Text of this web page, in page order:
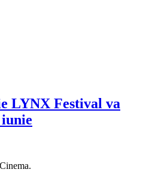
LYNX Festival va